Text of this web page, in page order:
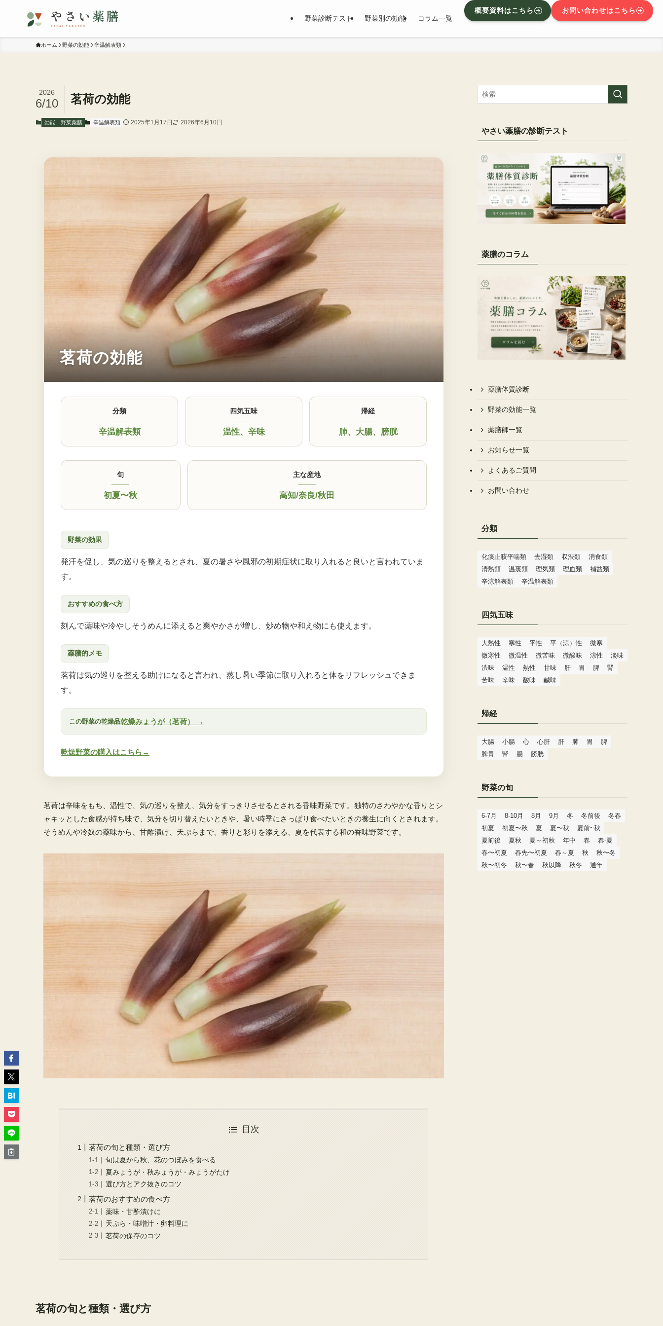
野菜診断テスト 野菜別の効能 コラム一覧
概要資料はこちら お問い合わせはこちら
ホーム 野菜の効能 辛温解表類
茗荷の効能
2026
6/10
効能 野菜薬膳 辛温解表類 2025年1月17日 2026年6月10日
茗荷の効能
分類
辛温解表類
四気五味
温性、 辛味
帰経
肺、 大腸、 膀胱
旬
初夏〜秋
主な産地
高知/奈良/秋田
野菜の効果
発汗を促し、気の巡りを整えるとされ、夏の暑さや風邪の初期症状に取り入れると良いと言われていま
す。
おすすめの食べ方
刻んで薬味や冷やしそうめんに添えると爽やかさが増し、炒め物や和え物にも使えます。
薬膳的メモ
茗荷は気の巡りを整える助けになると言われ、蒸し暑い季節に取り入れると体をリフレッシュできま
す。
この野菜の乾燥品乾燥みょうが（茗荷） →
乾燥野菜の購入はこちら→
茗荷は辛味をもち、温性で、気の巡りを整え、気分をすっきりさせるとされる香味野菜です。独特のさわやかな香りとシ
ャキッとした食感が持ち味で、気分を切り替えたいときや、暑い時季にさっぱり食べたいときの養生に向くとされます。
そうめんや冷奴の薬味から、甘酢漬け、天ぷらまで、香りと彩りを添える、夏を代表する和の香味野菜です。
目次
茗荷の旬と種類・選び方
旬は夏から秋、花のつぼみを食べる
夏みょうが・秋みょうが・みょうがたけ
選び方とアク抜きのコツ
茗荷のおすすめの食べ方
薬味・甘酢漬けに
天ぷら・味噌汁・卵料理に
茗荷の保存のコツ
茗荷の旬と種類・選び方
やさい薬膳の診断テスト
薬膳のコラム
薬膳体質診断
野菜の効能一覧
薬膳師一覧
お知らせ一覧
よくあるご質問
お問い合わせ
分類
化痰止咳平喘類 去湿類 収渋類
消食類
清熱類
温裏類 理気類 理血類
補益類
辛涼解表類
辛温解表類
四気五味
大熱性 寒性 平性 平（涼）性
微寒
微寒性
微温性 微苦味 微酸味 涼性
淡味
渋味
温性 熱性 甘味 肝 胃 脾
腎
苦味
辛味 酸味 鹹味
帰経
大腸 小腸 心 心肝 肝 肺 胃
脾
脾胃
腎 腸 膀胱
野菜の旬
6-7月 8-10月 8月 9月 冬 冬前後
冬春
初夏
初夏〜秋 夏 夏〜秋
夏前~秋
夏前後
夏秋 夏～初秋 年中 春
春-夏
春〜初夏
春先〜初夏 春～夏 秋
秋〜冬
秋〜初冬
秋〜春 秋以降 秋冬 通年